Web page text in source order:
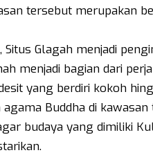
tersebut merupakan
Situs Glagah menjadi
menjadi bagian dari
yang berdiri kokoh
Buddha di
budaya yang dimiliki